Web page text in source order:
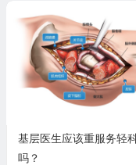
基层医生应该重服务轻
吗？